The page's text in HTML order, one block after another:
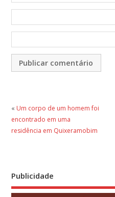
« Um corpo de um homem foi
encontrado em uma
residência em Quixeramobim
Publicidade